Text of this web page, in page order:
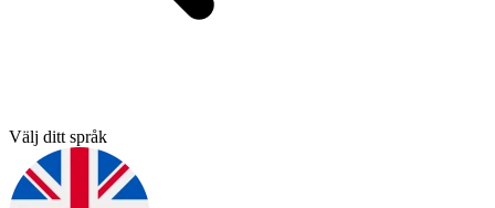
Välj ditt språk